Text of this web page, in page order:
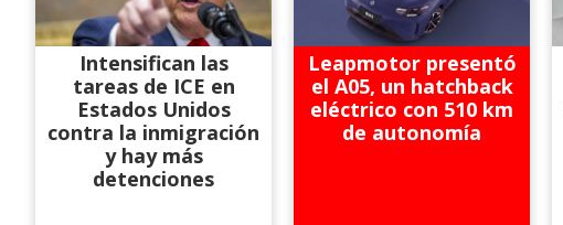
Intensifican las
tareas de ICE en
Estados Unidos
contra la inmigración
y hay más
detenciones
Leapmotor presentó
el A05, un hatchback
eléctrico con 510 km
de autonomía